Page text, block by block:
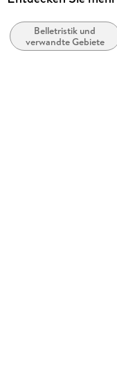
Produktart
kartoniert
Belletristik und
verwandte Gebiete